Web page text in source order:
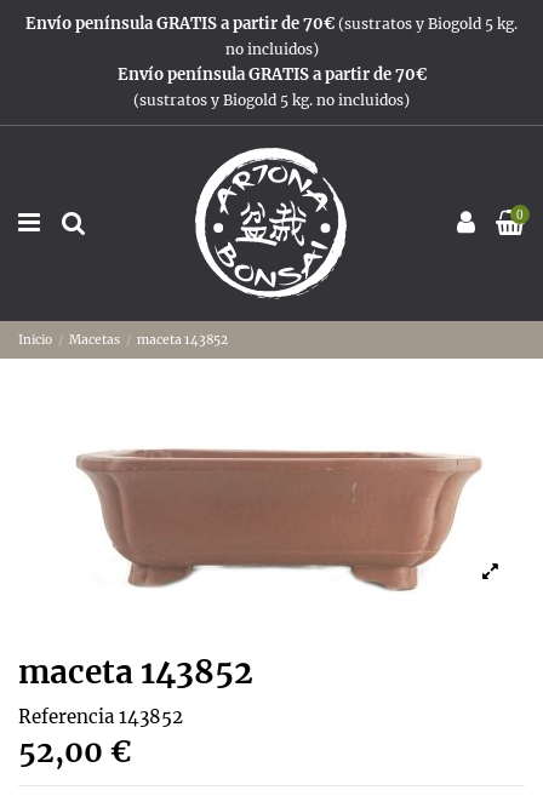
Envío península GRATIS a partir de 70€ (sustratos y Biogold 5 kg.
no incluidos)
Envío península GRATIS a partir de 70€
(sustratos y Biogold 5 kg. no incluidos)
0
Inicio Macetas maceta 143852
maceta 143852
Referencia 143852
52,00 €